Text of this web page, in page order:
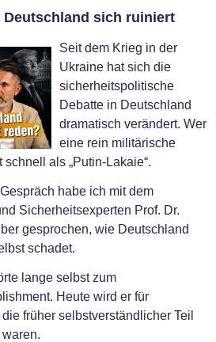
sich ruiniert
Seit dem Krieg in der
Ukraine hat sich die
sicherheitspolitische
Debatte in Deutschland
dramatisch verändert. Wer
eine rein militärische
als „Putin-Lakaie“.
habe ich mit dem
Sicherheitsexperten Prof. Dr.
gesprochen, wie Deutschland
schadet.
lange selbst zum
Heute wird er für
früher selbstverständlicher Teil